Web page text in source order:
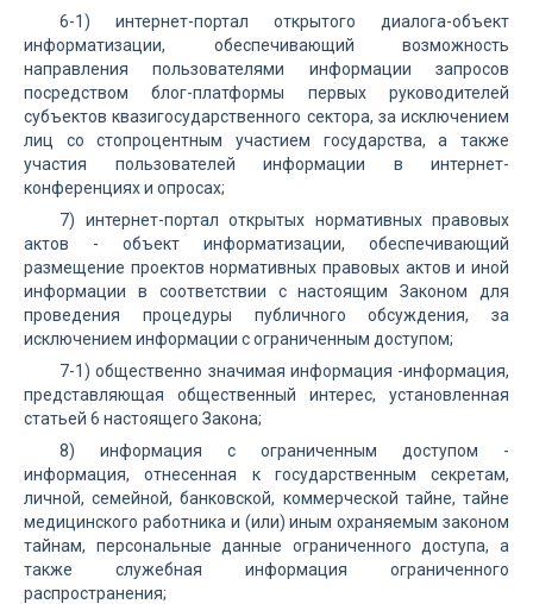
6-1) интернет-портал открытого диалога-объект
информатизации, обеспечивающий возможность
направления пользователями информации запросов
посредством блог-платформы первых руководителей
субъектов квазигосударственного сектора, за исключением
лиц со стопроцентным участием государства, а также
участия пользователей информации в интернет-
конференциях и опросах;
7) интернет-портал открытых нормативных правовых
актов - объект информатизации, обеспечивающий
размещение проектов нормативных правовых актов и иной
информации в соответствии с настоящим Законом для
проведения процедуры публичного обсуждения, за
исключением информации с ограниченным доступом;
7-1) общественно значимая информация -информация,
представляющая общественный интерес, установленная
статьей 6 настоящего Закона;
8) информация с ограниченным доступом -
информация, отнесенная к государственным секретам,
личной, семейной, банковской, коммерческой тайне, тайне
медицинского работника и (или) иным охраняемым законом
тайнам, персональные данные ограниченного доступа, а
также служебная информация ограниченного
распространения;